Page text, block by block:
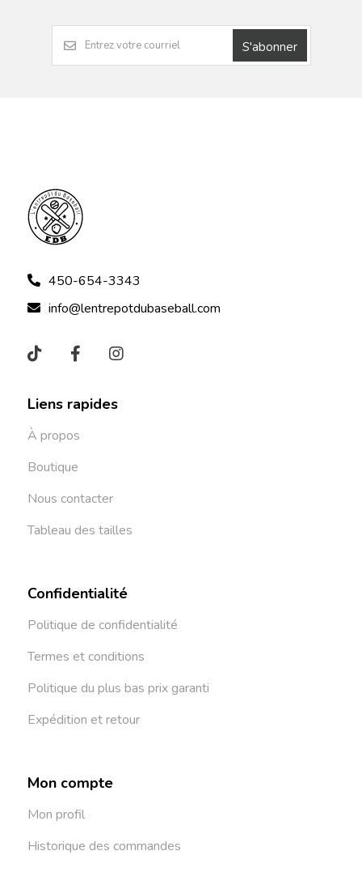
S'abonner
450-654-3343
info@lentrepotdubaseball.com
Liens rapides
À propos
Boutique
Nous contacter
Tableau des tailles
Confidentialité
Politique de confidentialité
Termes et conditions
Politique du plus bas prix garanti
Expédition et retour
Mon compte
Mon profil
Historique des commandes